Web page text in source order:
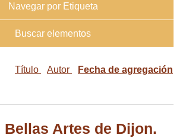
Navegar por Etiqueta
Buscar elementos
Título Autor Fecha de agregación
Bellas Artes de Dijon.